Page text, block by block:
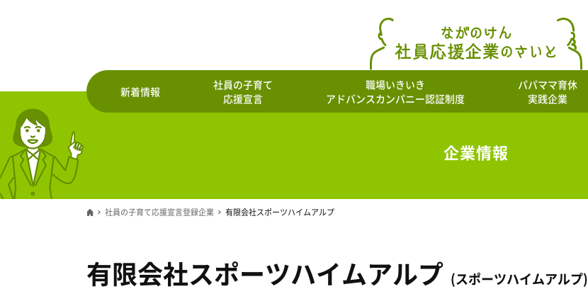
新着情報
社員の子育て
応援宣言
職場いきいき
アドバンスカンパニー認証制度
パパママ育休
実践企業
企業情報
社員の子育て応援宣言登録企業 有限会社スポーツハイムアルプ
有限会社スポーツハイムアルプ (スポーツハイムアルプ)